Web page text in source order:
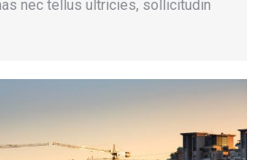
nec tellus ultricies, sollicitudin